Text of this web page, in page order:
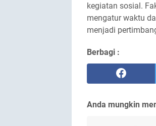
kegiatan sosial.
mengatur waktu
menjadi
Berbagi :
Anda mungkin